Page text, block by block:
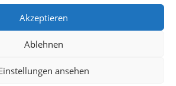
Akzeptieren
Ablehnen
ansehen